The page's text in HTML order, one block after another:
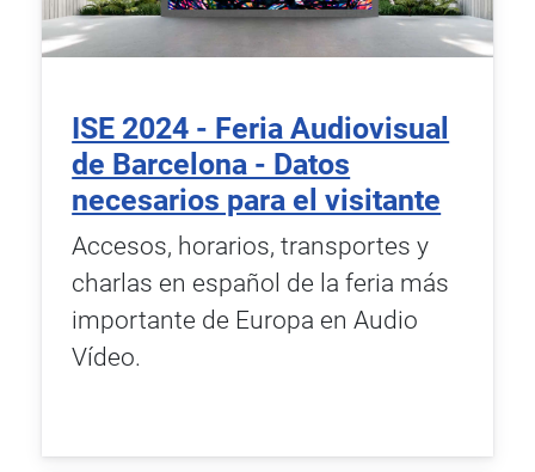
ISE 2024 - Feria Audiovisual
de Barcelona - Datos
necesarios para el visitante
Accesos, horarios, transportes y
charlas en español de la feria más
importante de Europa en Audio
Vídeo.